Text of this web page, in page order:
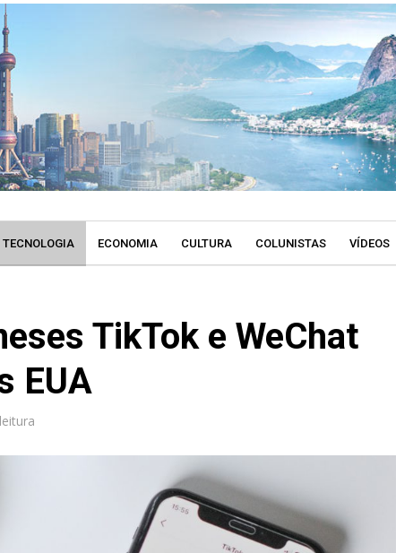
TECNOLOGIA ECONOMIA CULTURA COLUNISTAS VÍDEOS
TikTok e WeChat
EUA